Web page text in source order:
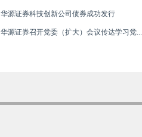
华源证券科技创新公司债券成功发行
华源证券召开党委（扩大）会议传达学习党...